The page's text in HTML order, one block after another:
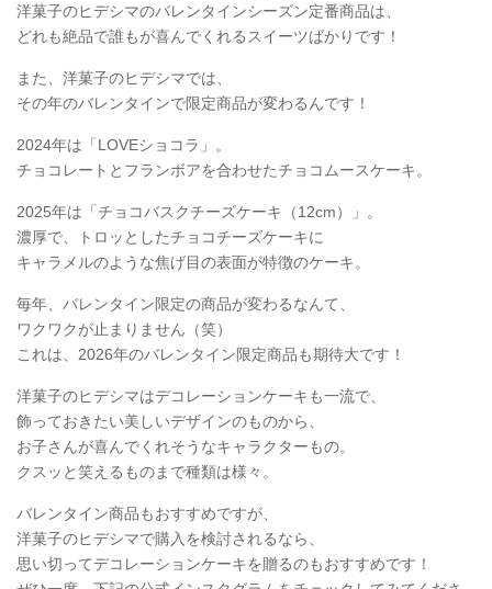
洋菓子のヒデシマのバレンタインシーズン定番商品は、
どれも絶品で誰もが喜んでくれるスイーツばかりです！
また、洋菓子のヒデシマでは、
その年のバレンタインで限定商品が変わるんです！
2024年は「LOVEショコラ」。
チョコレートとフランボアを合わせたチョコムースケーキ。
2025年は「チョコバスクチーズケーキ（12cm）」。
濃厚で、トロッとしたチョコチーズケーキに
キャラメルのような焦げ目の表面が特徴のケーキ。
毎年、バレンタイン限定の商品が変わるなんて、
ワクワクが止まりません（笑）
これは、2026年のバレンタイン限定商品も期待大です！
洋菓子のヒデシマはデコレーションケーキも一流で、
飾っておきたい美しいデザインのものから、
お子さんが喜んでくれそうなキャラクターもの。
クスッと笑えるものまで種類は様々。
バレンタイン商品もおすすめですが、
洋菓子のヒデシマで購入を検討されるなら、
思い切ってデコレーションケーキを贈るのもおすすめです！